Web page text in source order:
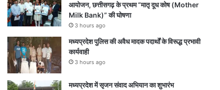
आयोजन, छत्तीसगढ़ के प्रथम “मातृ दूध कोष (Mother
Milk Bank)” की घोषणा
3 hours ago
मध्यप्रदेश पुलिस की अवैध मादक पदार्थों के विरूद्ध प्रभावी
कार्यवाही
3 hours ago
मध्यप्रदेश में सृजन संवाद अभियान का शुभारंभ